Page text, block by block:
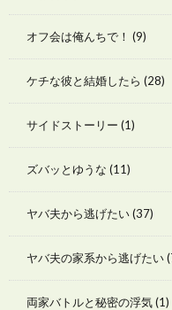
オフ会は俺んちで！ (9)
ケチな彼と結婚したら (28)
サイドストーリー (1)
ズバッとゆうな (11)
ヤバ夫から逃げたい(37)
ヤバ夫の家系から逃げたい
両家バトルと秘密の浮気(1)